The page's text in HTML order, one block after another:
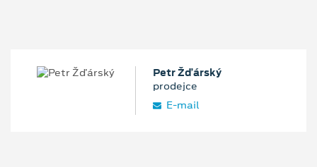
Petr Žďárský
prodejce
E‑mail